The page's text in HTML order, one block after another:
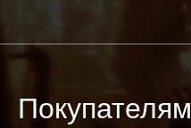
Покупателям